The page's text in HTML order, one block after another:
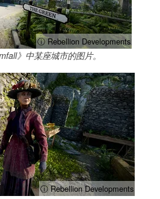
ⓘ Rebellion Developments
》中某座城市的图片。
ⓘ Rebellion Developments